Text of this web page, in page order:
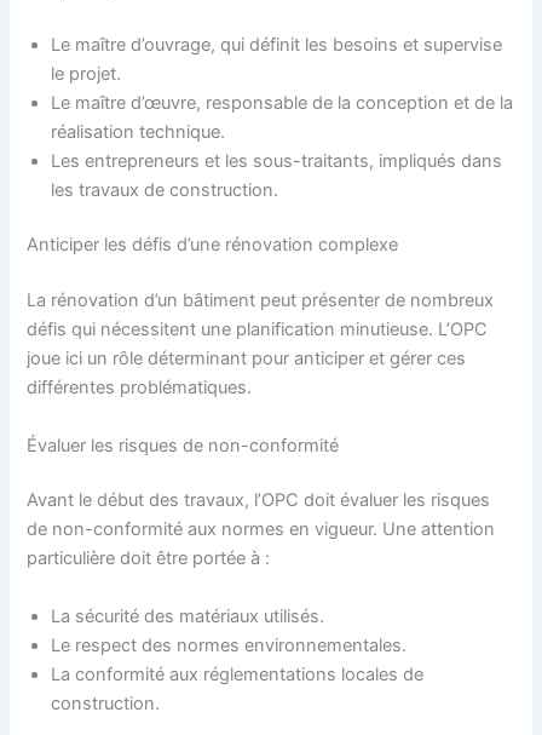
Le maître d’ouvrage, qui définit les besoins et supervise
le projet.
Le maître d’œuvre, responsable de la conception et de la
réalisation technique.
Les entrepreneurs et les sous-traitants, impliqués dans
les travaux de construction.
Anticiper les défis d’une rénovation complexe
La rénovation d’un bâtiment peut présenter de nombreux
défis qui nécessitent une planification minutieuse. L’OPC
joue ici un rôle déterminant pour anticiper et gérer ces
différentes problématiques.
Évaluer les risques de non-conformité
Avant le début des travaux, l’OPC doit évaluer les risques
de non-conformité aux normes en vigueur. Une attention
particulière doit être portée à :
La sécurité des matériaux utilisés.
Le respect des normes environnementales.
La conformité aux réglementations locales de
construction.